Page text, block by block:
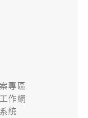
專區
作網
統